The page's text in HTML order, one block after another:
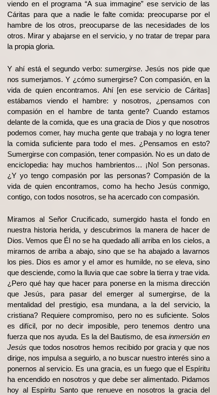
viendo en el programa “A sua immagine” ese servicio de las
Cáritas para que a nadie le falte comida: preocuparse por el
hambre de los otros, preocuparse de las necesidades de los
otros. Mirar y abajarse en el servicio, y no tratar de trepar para
la propia gloria.
Y ahí está el segundo verbo:sumergirse. Jesús nos pide que
nos sumerjamos. Y ¿cómo sumergirse? Con compasión, en la
vida de quien encontramos. Ahí [en ese servicio de Cáritas]
estábamos viendo el hambre: y nosotros, ¿pensamos con
compasión en el hambre de tanta gente? Cuando estamos
delante de la comida, que es una gracia de Dios y que nosotros
podemos comer, hay mucha gente que trabaja y no logra tener
la comida suficiente para todo el mes. ¿Pensamos en esto?
Sumergirse con compasión, tener compasión. No es un dato de
enciclopedia: hay muchos hambrientos… ¡No! Son personas.
¿Y yo tengo compasión por las personas? Compasión de la
vida de quien encontramos, como ha hecho Jesús conmigo,
contigo, con todos nosotros, se ha acercado con compasión.
Miramos al Señor Crucificado, sumergido hasta el fondo en
nuestra historia herida, y descubrimos la manera de hacer de
Dios. Vemos que Él no se ha quedado allí arriba en los cielos, a
mirarnos de arriba a abajo, sino que se ha abajado a lavarnos
los pies. Dios es amor y el amor es humilde, no se eleva, sino
que desciende, como la lluvia que cae sobre la tierra y trae vida.
¿Pero qué hay que hacer para ponerse en la misma dirección
que Jesús, para pasar del emerger al sumergirse, de la
mentalidad del prestigio, esa mundana, a la del servicio, la
cristiana? Requiere compromiso, pero no es suficiente. Solos
es difícil, por no decir imposible, pero tenemos dentro una
fuerza que nos ayuda. Es la del Bautismo, de esainmersión en
Jesús que todos nosotros hemos recibido por gracia y que nos
dirige, nos impulsa a seguirlo, a no buscar nuestro interés sino a
ponernos al servicio. Es una gracia, es un fuego que el Espíritu
ha encendido en nosotros y que debe ser alimentado. Pidamos
hoy al Espíritu Santo que renueve en nosotros la gracia del